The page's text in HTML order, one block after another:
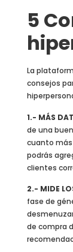
5
La
consejos
1.- MÁS
de una
cuanto
podrás
clientes
2.- MIDE
fase de
de compra